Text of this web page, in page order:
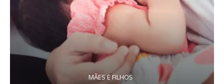
MÃES E FILHOS